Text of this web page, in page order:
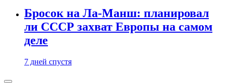
Бросок на Ла-Манш: планировал
ли СССР захват Европы на самом
деле
7 дней спустя